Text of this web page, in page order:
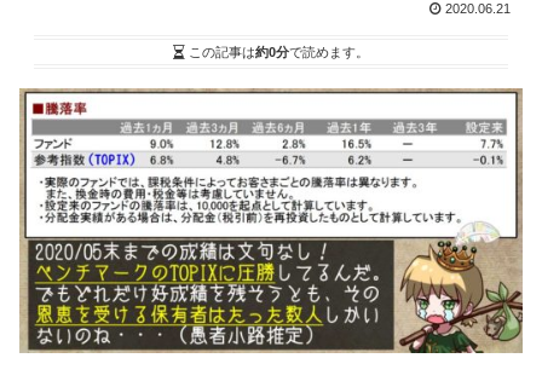
2020.06.21
この記事は約0分で読めます。